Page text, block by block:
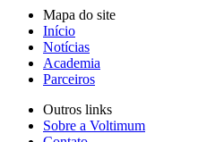
Mapa do site
Início
Notícias
Academia
Parceiros
Outros links
Sobre a Voltimum